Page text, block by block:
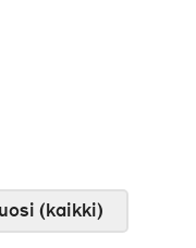
(kaikki)